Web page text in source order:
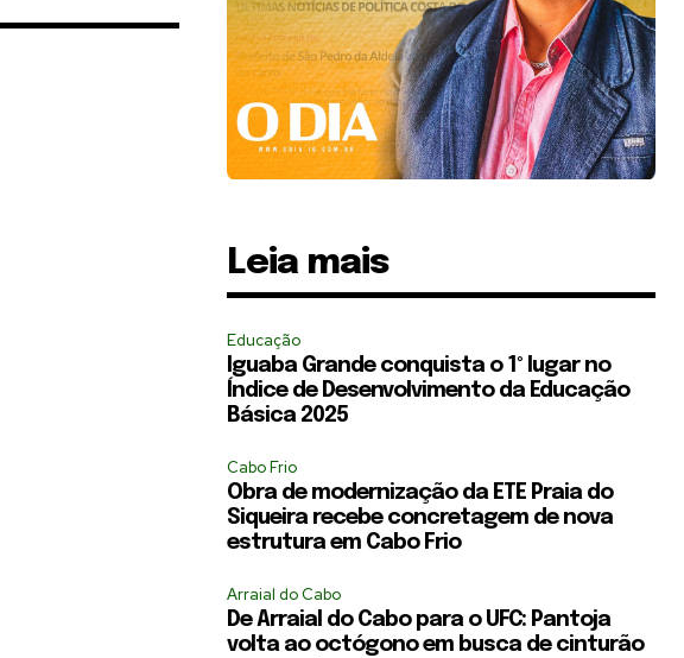
Leia mais
Educação
Iguaba Grande conquista o 1º lugar no
Índice de Desenvolvimento da Educação
Básica 2025
Cabo Frio
Obra de modernização da ETE Praia do
Siqueira recebe concretagem de nova
estrutura em Cabo Frio
Arraial do Cabo
De Arraial do Cabo para o UFC: Pantoja
volta ao octógono em busca de cinturão